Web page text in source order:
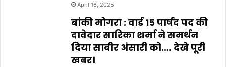
April 16, 2025
बांकी मोगरा : वार्ड 15 पार्षद पद की
दावेदार सारिका शर्मा ने समर्थन
दिया साबीर अंसारी को…. देखे पूरी
खबर।